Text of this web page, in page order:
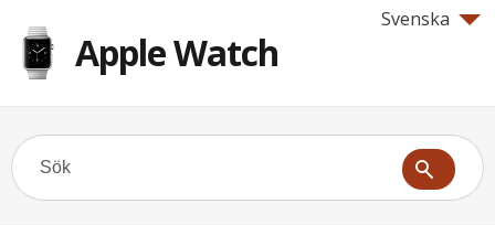
Svenska
Apple Watch